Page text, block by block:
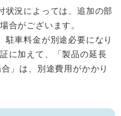
状況によっては、追加の部
合がございます。
車料金が別途必要になり
に加えて、「製品の延長
」は、別途費用がかかり